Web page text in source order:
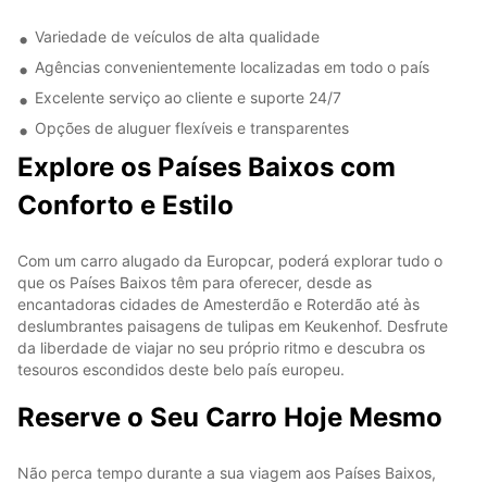
Variedade de veículos de alta qualidade
Agências convenientemente localizadas em todo o país
Excelente serviço ao cliente e suporte 24/7
Opções de aluguer flexíveis e transparentes
Explore os Países Baixos com
Conforto e Estilo
Com um carro alugado da Europcar, poderá explorar tudo o
que os Países Baixos têm para oferecer, desde as
encantadoras cidades de Amesterdão e Roterdão até às
deslumbrantes paisagens de tulipas em Keukenhof. Desfrute
da liberdade de viajar no seu próprio ritmo e descubra os
tesouros escondidos deste belo país europeu.
Reserve o Seu Carro Hoje Mesmo
Não perca tempo durante a sua viagem aos Países Baixos,